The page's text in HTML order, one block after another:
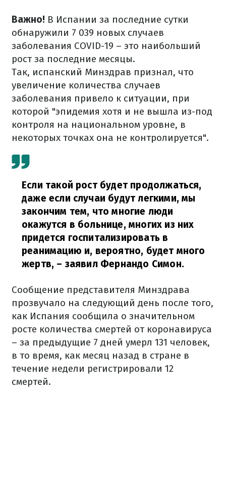
Важно! В Испании за последние сутки
обнаружили 7 039 новых случаев
заболевания COVID-19 – это наибольший
рост за последние месяцы.
Так, испанский Минздрав признал, что
увеличение количества случаев
заболевания привело к ситуации, при
которой "эпидемия хотя и не вышла из-под
контроля на национальном уровне, в
некоторых точках она не контролируется".
Если такой рост будет продолжаться,
даже если случаи будут легкими, мы
закончим тем, что многие люди
окажутся в больнице, многих из них
придется госпитализировать в
реанимацию и, вероятно, будет много
жертв, – заявил Фернандо Симон.
Сообщение представителя Минздрава
прозвучало на следующий день после того,
как Испания сообщила о значительном
росте количества смертей от коронавируса
– за предыдущие 7 дней умерл 131 человек,
в то время, как месяц назад в стране в
течение недели регистрировали 12
смертей.